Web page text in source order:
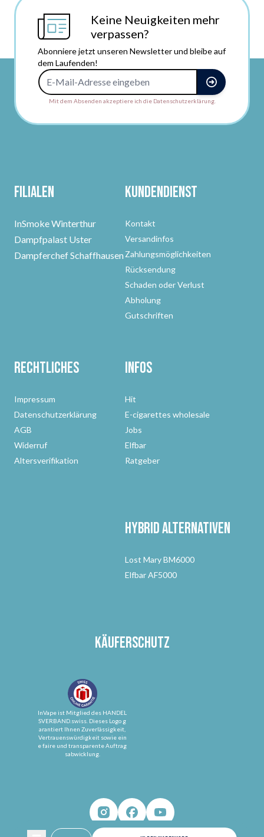
Keine Neuigkeiten mehr
verpassen?
Abonniere jetzt unseren Newsletter und bleibe auf
dem Laufenden!
Mit dem Absenden akzeptiere ich die Datenschutzerklärung.
Filialen
InSmoke Winterthur
Dampfpalast Uster
Dampferchef Schaffhausen
Kundendienst
Kontakt
Versandinfos
Zahlungsmöglichkeiten
Rücksendung
Schaden oder Verlust
Abholung
Gutschriften
Rechtliches
Impressum
Datenschutzerklärung
AGB
Widerruf
Altersverifikation
Infos
Hit
E-cigarettes wholesale
Jobs
Elfbar
Ratgeber
Hybrid Alternativen
Lost Mary BM6000
Elfbar AF5000
Käuferschutz
InVape ist Mitglied des HANDEL
SVERBAND.swiss. Dieses Logo g
arantiert Ihnen Zuverlässigkeit,
Vertrauenswürdigkeit sowie ein
e faire und transparente Auftrag
sabwicklung.